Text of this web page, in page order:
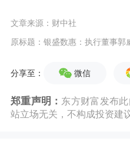
文章来源：财中社
原标题：银盛数惠：执行董事郭
分享至： 微信
郑重声明： 东方财富发布
站立场无关，不构成投资建